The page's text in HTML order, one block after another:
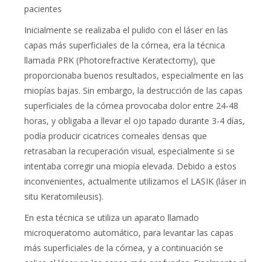
pacientes
Inicialmente se realizaba el pulido con el láser en las
capas más superficiales de la córnea, era la técnica
llamada PRK (Photorefractive Keratectomy), que
proporcionaba buenos resultados, especialmente en las
miopías bajas. Sin embargo, la destrucción de las capas
superficiales de la córnea provocaba dolor entre 24-48
horas, y obligaba a llevar el ojo tapado durante 3-4 días,
podía producir cicatrices corneales densas que
retrasaban la recuperación visual, especialmente si se
intentaba corregir una miopía elevada. Debido a estos
inconvenientes, actualmente utilizamos el LASIK (láser in
situ Keratomileusis).
En esta técnica se utiliza un aparato llamado
microqueratomo automático, para levantar las capas
más superficiales de la córnea, y a continuación se